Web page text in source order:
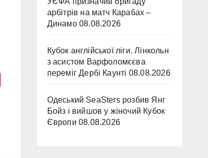
арбітрів на матч Карабах –
Динамо 08.08.2026
Кубок англійської ліги. Лінкольн
з асистом Варфоломєєва
переміг Дербі Каунті 08.08.2026
Одеський SeaSters розбив Янг
Бойз і вийшов у жіночий Кубок
Європи 08.08.2026